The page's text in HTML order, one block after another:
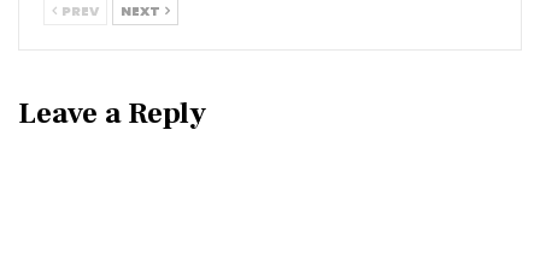
PREV NEXT
Leave a Reply